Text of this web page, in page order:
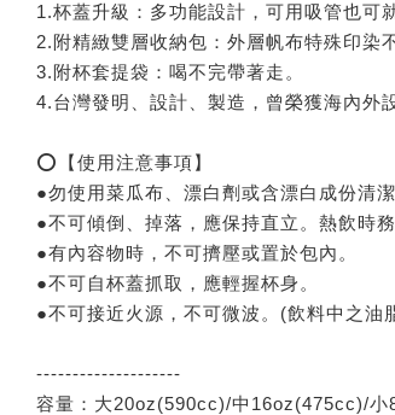
1.杯蓋升級：多功能設計，可用吸管也可
2.附精緻雙層收納包：外層帆布特殊印染
3.附杯套提袋：喝不完帶著走。
4.台灣發明、設計、製造，曾榮獲海內外
⭕【使用注意事項】
●勿使用菜瓜布、漂白劑或含漂白成份清潔
●不可傾倒、掉落，應保持直立。熱飲時
●有內容物時，不可擠壓或置於包內。
●不可自杯蓋抓取，應輕握杯身。
●不可接近火源，不可微波。(飲料中之油
--------------------
容量：大20oz(590cc)/中16oz(475cc)/小